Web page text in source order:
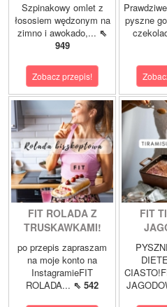
Szpinakowy omlet z
łososiem wędzonym na
zimno i awokado,... ⇖
949
Zobacz przepis!
pyszne
FIT ROLADA Z
TRUSKAWKAMI!
po przepis zapraszam
na moje konto na
InstagramieFIT
ROLADA... ⇖ 542
FIT